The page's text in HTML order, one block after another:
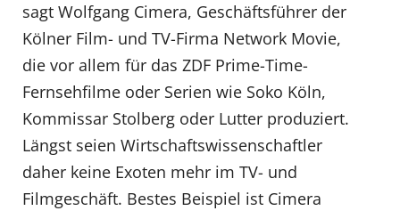
sagt Wolfgang Cimera, Geschäftsführer der
Kölner Film- und TV-Firma Network Movie,
die vor allem für das ZDF Prime-Time-
Fernsehfilme oder Serien wie Soko Köln,
Kommissar Stolberg oder Lutter produziert.
Längst seien Wirtschaftswissenschaftler
daher keine Exoten mehr im TV- und
Filmgeschäft. Bestes Beispiel ist Cimera